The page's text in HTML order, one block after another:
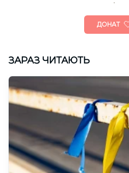
ДОНАТ
ЗАРАЗ ЧИТАЮТЬ